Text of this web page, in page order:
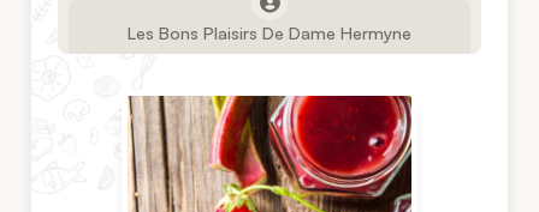
Les Bons Plaisirs De Dame Hermyne